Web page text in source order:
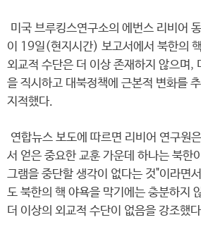
미국 브루킹스연구소의 에번스 리비어
이 19일(현지시간) 보고서에서 북한의
외교적 수단은 더 이상 존재하지 않으며,
을 직시하고 대북정책에 근본적 변화를
지적했다.
연합뉴스 보도에 따르면 리비어 연구원
서 얻은 중요한 교훈 가운데 하나는 북한
그램을 중단할 생각이 없다는 것"이라면
도 북한의 핵 야욕을 막기에는 충분하지
더 이상의 외교적 수단이 없음을 강조했